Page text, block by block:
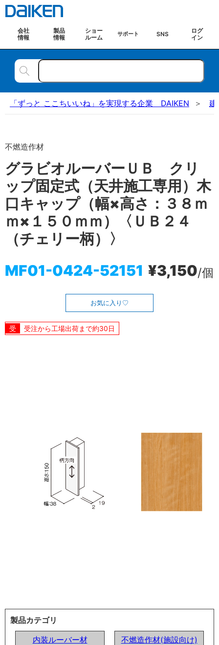
会社
情報
製品
情報
ショー
ルーム
サポート SNS
ログ
イン
「ずっと ここちいいね」を実現する企業 DAIKEN 建
不燃造作材
グラビオルーバーＵＢ クリ
ップ固定式（天井施工専用）木
口キャップ（幅×高さ：３８ｍ
ｍ×１５０ｍｍ）〈ＵＢ２４
（チェリー柄）〉
MF01-0424-52151 ¥3,150/個
お気に入り
受注から工場出荷まで約30日
製品カテゴリ
内装ルーバー材
不燃造作材(施設向け)